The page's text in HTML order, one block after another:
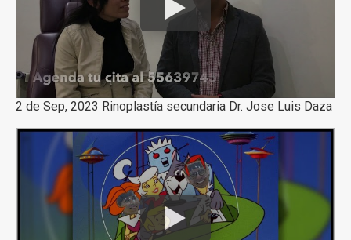
2 de Sep, 2023 Rinoplastía secundaria Dr. Jose Luis Daza